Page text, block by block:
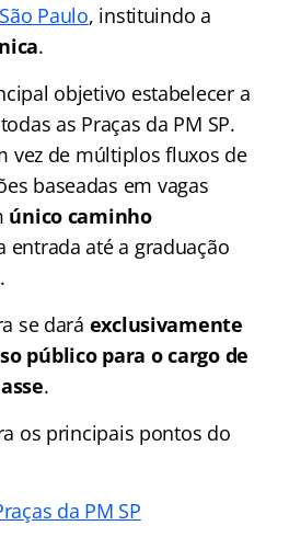
Paulo, instituindo a
.
objetivo estabelecer a
as Praças da PM SP.
vez de múltiplos fluxos de
baseadas em vagas
único caminho
entrada até a graduação
se dará exclusivamente
público para o cargo de
.
os principais pontos do
da PM SP